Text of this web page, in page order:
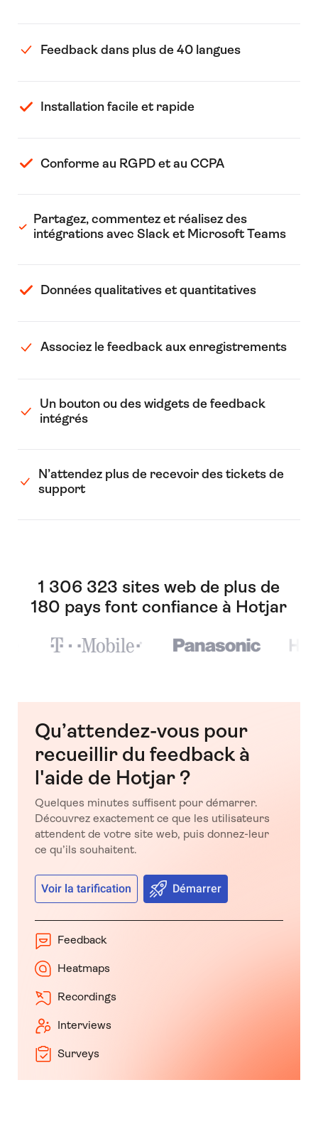
Feedback dans plus de 40 langues
Installation facile et rapide
Conforme au RGPD et au CCPA
Partagez, commentez et réalisez des
intégrations avec Slack et Microsoft Teams
Données qualitatives et quantitatives
Associez le feedback aux enregistrements
Un bouton ou des widgets de feedback
intégrés
N’attendez plus de recevoir des tickets de
support
1 306 323 sites web de plus de
180 pays font confiance à Hotjar
Qu’attendez-vous pour
recueillir du feedback à
l'aide de Hotjar ?
Quelques minutes suffisent pour démarrer.
Découvrez exactement ce que les utilisateurs
attendent de votre site web, puis donnez-leur
ce qu’ils souhaitent.
Voir la tarification Démarrer
Feedback
Heatmaps
Recordings
Interviews
Surveys